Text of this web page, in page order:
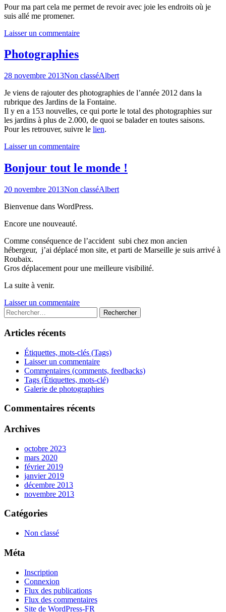
Pour ma part cela me permet de revoir avec joie les endroits où je
suis allé me promener.
Laisser un commentaire
Photographies
28 novembre 2013Non classéAlbert
Je viens de rajouter des photographies de l’année 2012 dans la
rubrique des Jardins de la Fontaine.
Il y en a 153 nouvelles, ce qui porte le total des photographies sur
les jardins à plus de 2.000, de quoi se balader en toutes saisons.
Pour les retrouver, suivre le lien.
Laisser un commentaire
Bonjour tout le monde !
20 novembre 2013Non classéAlbert
Bienvenue dans WordPress.
Encore une nouveauté.
Comme conséquence de l’accident subi chez mon ancien
hébergeur, j’ai déplacé mon site, et parti de Marseille je suis arrivé à
Roubaix.
Gros déplacement pour une meilleure visibilité.
La suite à venir.
Laisser un commentaire
Rechercher :
Articles récents
Étiquettes, mots-clés (Tags)
Laisser un commentaire
Commentaires (comments, feedbacks)
Tags (Étiquettes, mots-clé)
Galerie de photographies
Commentaires récents
Archives
octobre 2023
mars 2020
février 2019
janvier 2019
décembre 2013
novembre 2013
Catégories
Non classé
Méta
Inscription
Connexion
Flux des publications
Flux des commentaires
Site de WordPress-FR